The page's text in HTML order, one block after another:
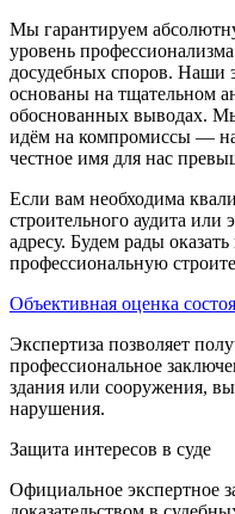
Мы гарантируем
уровень
досудебных споров. Наши
основаны на тщательном
обоснованных выводах.
идём на компромиссы —
честное имя для нас
Если вам необходима
строительного аудита
адресу. Будем рады
профессиональную
Объективная оценка
Экспертиза позволяет
профессиональное
здания или сооружения,
нарушения.
Защита интересов в суде
Официальное экспертное